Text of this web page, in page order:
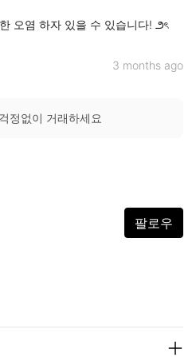
오염 하자 있을 수 있습니다! ౨ৎ
3 months ago
정없이 거래하세요
팔로우